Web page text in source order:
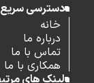
دسترسی سریع
خانه
درباره ما
تماس با ما
همکاری با ما